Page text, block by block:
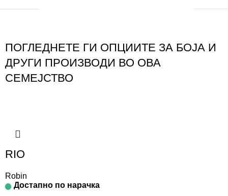
ПОГЛЕДНЕТЕ ГИ ОПЦИИТЕ ЗА БОЈА И
ДРУГИ ПРОИЗВОДИ ВО ОВА
СЕМЕЈСТВО
RIO
Robin
Достапно по нарачка